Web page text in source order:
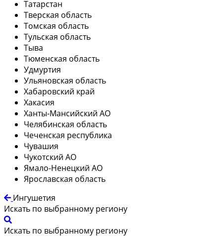
Татарстан
Тверская область
Томская область
Тульская область
Тыва
Тюменская область
Удмуртия
Ульяновская область
Хабаровский край
Хакасия
Ханты-Мансийский АО
Челябинская область
Чеченская республика
Чувашия
Чукотский АО
Ямало-Ненецкий АО
Ярославская область
Ингушетия
Искать по выбранному региону
Искать по выбранному региону